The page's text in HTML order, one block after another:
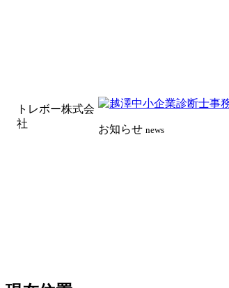
トレボー株式会
社
お知らせ news